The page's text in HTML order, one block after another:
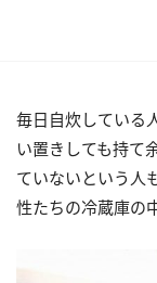
毎日自炊している
い置きしても持て
ていないという人
性たちの冷蔵庫の